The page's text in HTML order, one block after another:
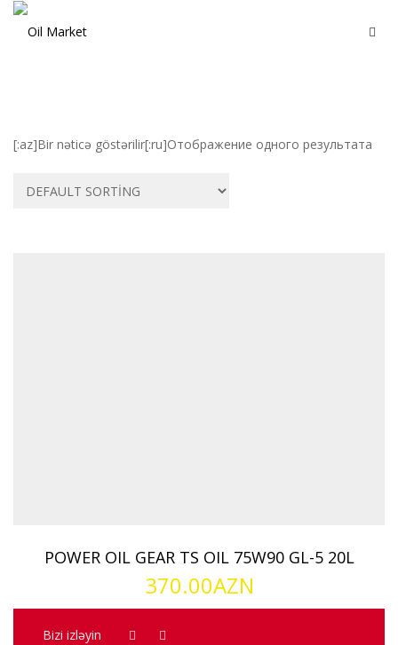
[:az]Bir nəticə göstərilir[:ru]Отображение одного результата
POWER OIL GEAR TS OIL 75W90 GL-5 20L
370.00AZN
Bizi izləyin